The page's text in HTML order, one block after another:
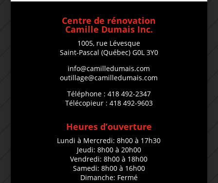
Centre de rénovation
Camille Dumais Inc.
1005, rue Lévesque
Saint-Pascal (Québec) G0L 3Y0
info@camilledumais.com
outillage@camilledumais.com
Téléphone : 418 492-2347
Télécopieur : 418 492-9603
Heures d’ouverture
Lundi à Mercredi: 8h00 à 17h30
Jeudi: 8h00 à 20h00
Vendredi: 8h00 à 18h00
Samedi: 8h00 à 16h00
Dimanche: Fermé